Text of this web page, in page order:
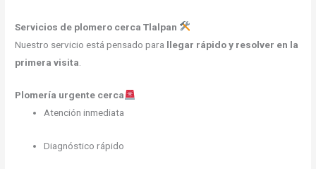
Servicios de plomero cerca Tlalpan
Nuestro servicio está pensado para llegar rápido y resolver en la
primera visita
Plomería urgente cerca
Atención inmediata
Diagnóstico rápido